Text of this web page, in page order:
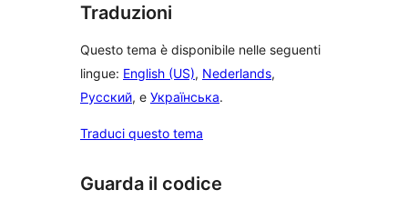
Traduzioni
Questo tema è disponibile nelle seguenti
lingue: English (US), Nederlands,
Русский, e Українська.
Traduci questo tema
Guarda il codice